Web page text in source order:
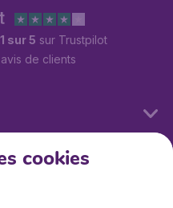
sur 5 sur Trustpilot
avis de clients
cookies